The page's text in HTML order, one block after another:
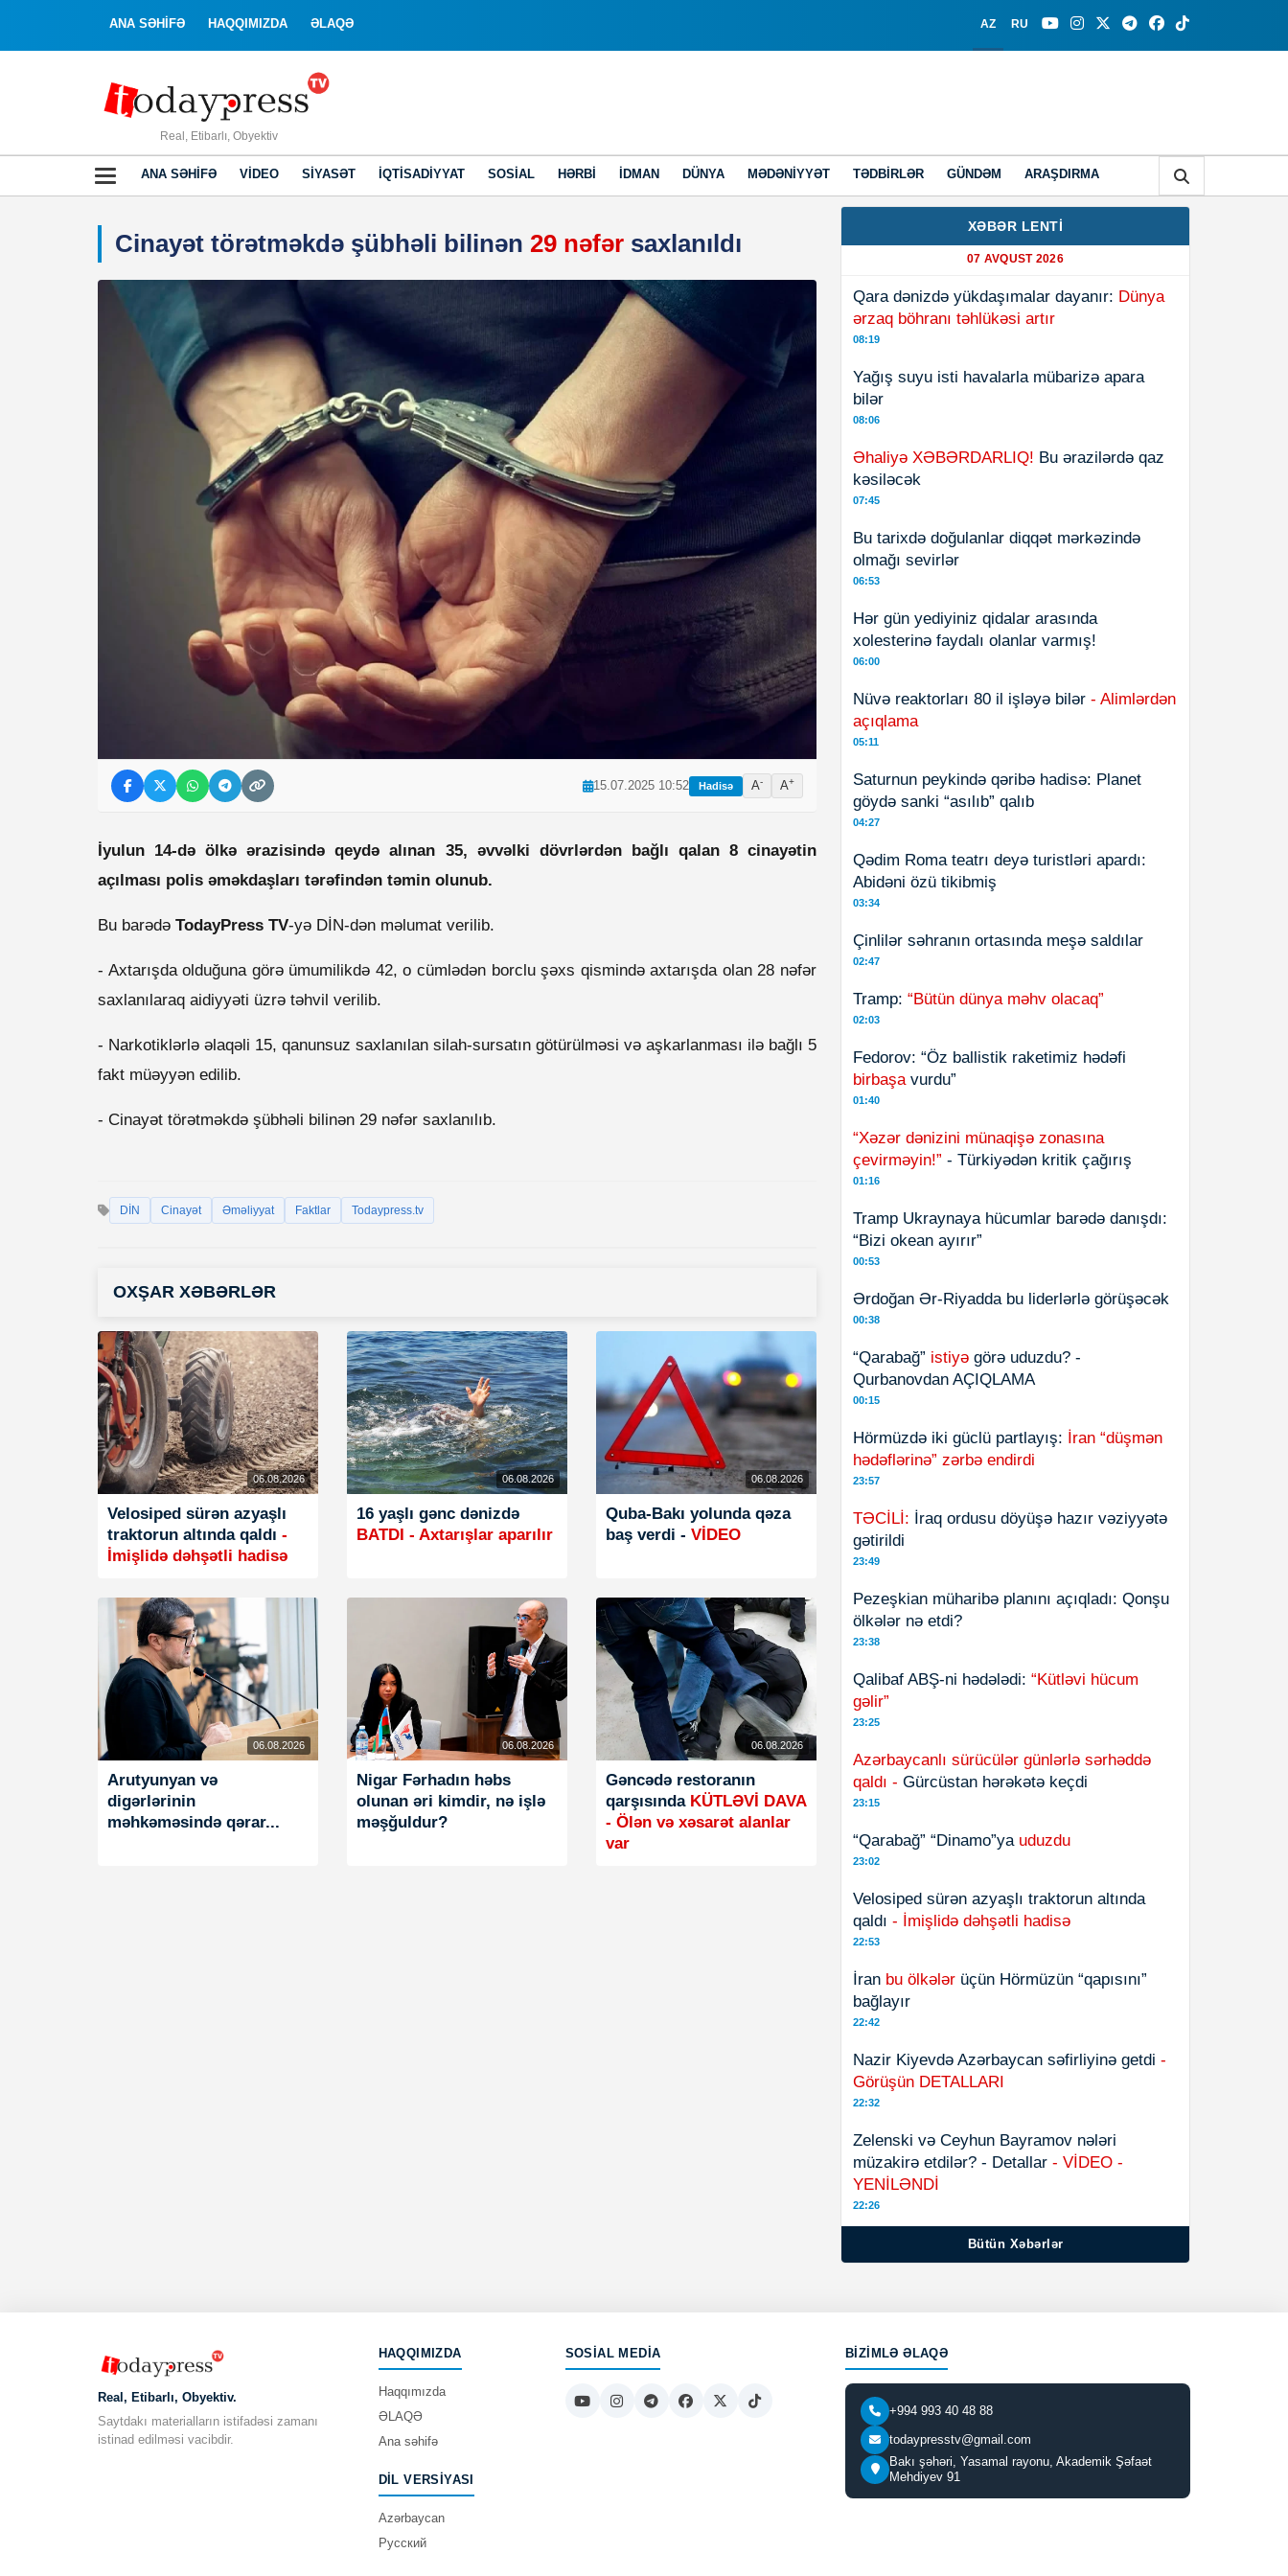
ANA SƏHİFƏ HAQQIMIZDA ƏLAQƏ AZ RU
Real, Etibarlı, Obyektiv
ANA SƏHIFƏ VIDEO SIYASƏT İQTISADIYYAT SOSIAL HƏRBI İDMAN DÜNYA MƏDƏNIYYƏT TƏDBIRLƏR GÜNDƏM ARAŞDIRMA
Cinayət törətməkdə şübhəli bilinən 29 nəfər saxlanıldı
15.07.2025 10:52 Hadisə A- A+
İyulun 14-də ölkə ərazisində qeydə alınan 35, əvvəlki dövrlərdən bağlı qalan 8 cinayətin
açılması polis əməkdaşları tərəfindən təmin olunub.
Bu barədə TodayPress TV-yə DİN-dən məlumat verilib.
- Axtarışda olduğuna görə ümumilikdə 42, o cümlədən borclu şəxs qismində axtarışda olan 28 nəfər
saxlanılaraq aidiyyəti üzrə təhvil verilib.
- Narkotiklərlə əlaqəli 15, qanunsuz saxlanılan silah-sursatın götürülməsi və aşkarlanması ilə bağlı 5
fakt müəyyən edilib.
- Cinayət törətməkdə şübhəli bilinən 29 nəfər saxlanılıb.
DİN Cinayət Əməliyyat Faktlar Todaypress.tv
OXŞAR XƏBƏRLƏR
06.08.2026
Velosiped sürən azyaşlı
traktorun altında qaldı -
İmişlidə dəhşətli hadisə
06.08.2026
16 yaşlı gənc dənizdə
BATDI - Axtarışlar aparılır
06.08.2026
Quba-Bakı yolunda qəza
baş verdi - VİDEO
06.08.2026
Arutyunyan və
digərlərinin
məhkəməsində qərar...
06.08.2026
Nigar Fərhadın həbs
olunan əri kimdir, nə işlə
məşğuldur?
06.08.2026
Gəncədə restoranın
qarşısında KÜTLƏVİ DAVA
- Ölən və xəsarət alanlar
var
XƏBƏR LENTİ
07 AVQUST 2026
Qara dənizdə yükdaşımalar dayanır: Dünya
ərzaq böhranı təhlükəsi artır
08:19
Yağış suyu isti havalarla mübarizə apara
bilər
08:06
Əhaliyə XƏBƏRDARLIQ! Bu ərazilərdə qaz
kəsiləcək
07:45
Bu tarixdə doğulanlar diqqət mərkəzində
olmağı sevirlər
06:53
Hər gün yediyiniz qidalar arasında
xolesterinə faydalı olanlar varmış!
06:00
Nüvə reaktorları 80 il işləyə bilər - Alimlərdən
açıqlama
05:11
Saturnun peykində qəribə hadisə: Planet
göydə sanki “asılıb” qalıb
04:27
Qədim Roma teatrı deyə turistləri apardı:
Abidəni özü tikibmiş
03:34
Çinlilər səhranın ortasında meşə saldılar
02:47
Tramp: “Bütün dünya məhv olacaq”
02:03
Fedorov: “Öz ballistik raketimiz hədəfi
birbaşavurdu”
01:40
“Xəzər dənizini münaqişə zonasına
çevirməyin!” - Türkiyədən kritik çağırış
01:16
Tramp Ukraynaya hücumlar barədə danışdı:
“Bizi okean ayırır”
00:53
Ərdoğan Ər-Riyadda bu liderlərlə görüşəcək
00:38
“Qarabağ” istiyə görə uduzdu? -
Qurbanovdan AÇIQLAMA
00:15
Hörmüzdə iki güclü partlayış: İran “düşmən
hədəflərinə” zərbə endirdi
23:57
TƏCİLİ: İraq ordusu döyüşə hazır vəziyyətə
gətirildi
23:49
Pezeşkian müharibə planını açıqladı: Qonşu
ölkələr nə etdi?
23:38
Qalibaf ABŞ-ni hədələdi: “Kütləvi hücum
gəlir”
23:25
Azərbaycanlı sürücülər günlərlə sərhəddə
qaldı - Gürcüstan hərəkətə keçdi
23:15
“Qarabağ” “Dinamo”ya uduzdu
23:02
Velosiped sürən azyaşlı traktorun altında
qaldı - İmişlidə dəhşətli hadisə
22:53
İran bu ölkələr üçün Hörmüzün “qapısını”
bağlayır
22:42
Nazir Kiyevdə Azərbaycan səfirliyinə getdi -
Görüşün DETALLARI
22:32
Zelenski və Ceyhun Bayramov nələri
müzakirə etdilər? - Detallar - VİDEO -
YENİLƏNDİ
22:26
Bütün Xəbərlər
Real, Etibarlı, Obyektiv.
Saytdakı materialların istifadəsi zamanı
istinad edilməsi vacibdir.
HAQQIMIZDA
Haqqımızda
ƏLAQƏ
Ana səhifə
DIL VERSIYASI
Azərbaycan
Русский
SOSIAL MEDIA BIZIMLƏ ƏLAQƏ
+994 993 40 48 88
todaypresstv@gmail.com
Bakı şəhəri, Yasamal rayonu, Akademik Şəfaət
Mehdiyev 91